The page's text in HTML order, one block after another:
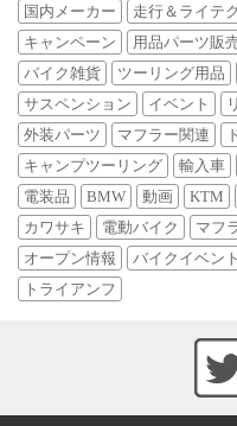
国内メーカー 走行＆ライテク
キャンペーン
用品パーツ販
バイク雑貨
ツーリング用品
サスペンション
イベント
外装パーツ
マフラー関連
キャンプツーリング
輸入車
電装品
BMW 動画 KTM
カワサキ
電動バイク マフ
オープン情報
バイクイベント
トライアンフ